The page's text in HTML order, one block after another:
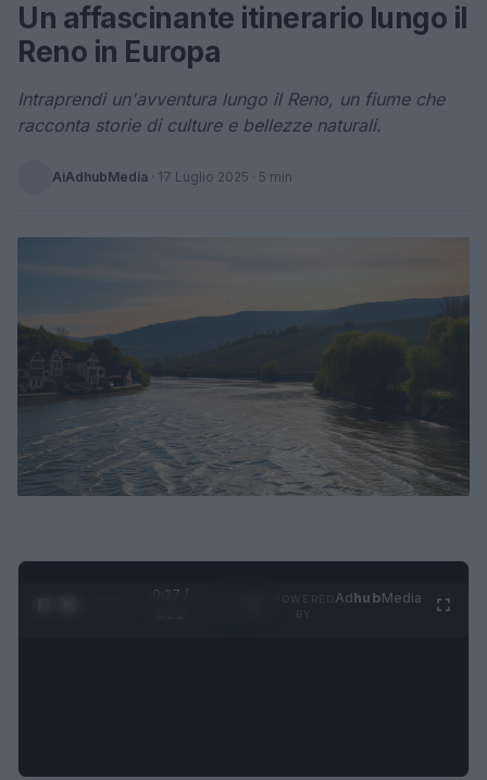
Un affascinante itinerario lungo il
Reno in Europa
Intraprendi un'avventura lungo il Reno, un fiume che
racconta storie di culture e bellezze naturali.
AiAdhubMedia · 17 Luglio 2025 · 5 min
0:28 /
AdhubMedia